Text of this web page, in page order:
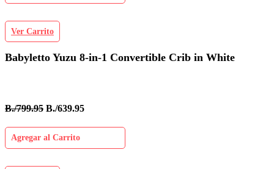
Ver Carrito
Babyletto Yuzu 8-in-1 Convertible Crib in White
B./799.95 B./639.95
Agregar al Carrito